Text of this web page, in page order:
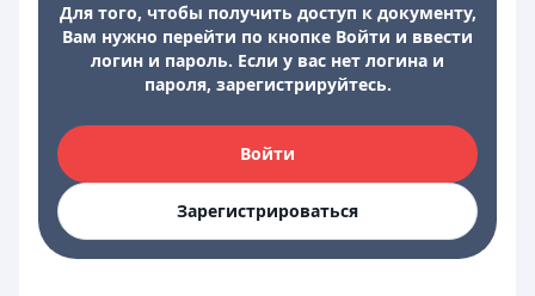
Для того, чтобы получить доступ к документу,
Вам нужно перейти по кнопке Войти и ввести
логин и пароль. Если у вас нет логина и
пароля, зарегистрируйтесь.
Войти
Зарегистрироваться